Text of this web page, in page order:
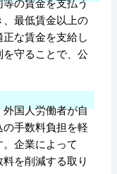
の賃金を支払う
、最低賃金以上の
な賃金を支給し
守ることで、公
国人労働者が自
手数料負担を軽
企業によって
を削減する取り